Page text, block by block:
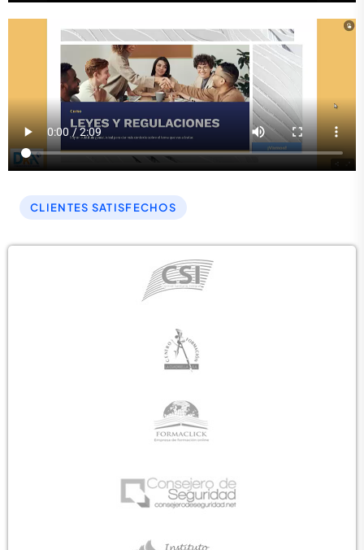
CLIENTES SATISFECHOS